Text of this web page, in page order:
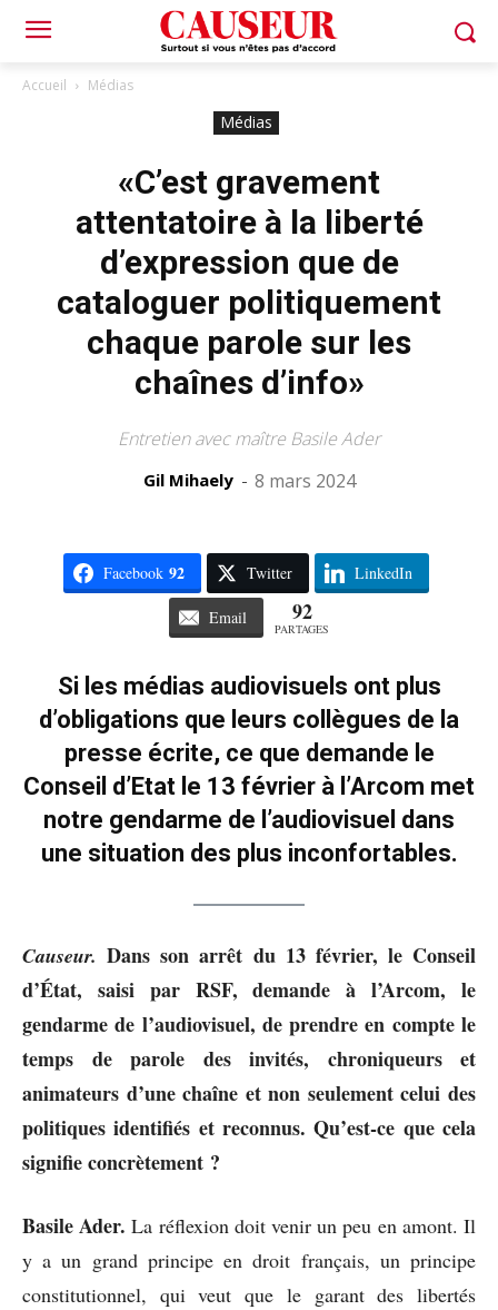
Accueil Médias
Médias
«C’est gravement
attentatoire à la liberté
d’expression que de
cataloguer politiquement
chaque parole sur les
chaînes d’info»
Entretien avec maître Basile Ader
Gil Mihaely - 8 mars 2024
Facebook 92 Twitter LinkedIn
Email 92
PARTAGES
Si les médias audiovisuels ont plus
d’obligations que leurs collègues de la
presse écrite, ce que demande le
Conseil d’Etat le 13 février à l’Arcom met
notre gendarme de l’audiovisuel dans
une situation des plus inconfortables.
Causeur.Dans son arrêt du 13 février, le Conseil
d’État, saisi par RSF, demande à l’Arcom, le
gendarme de l’audiovisuel, de prendre en compte le
temps de parole des invités, chroniqueurs et
animateurs d’une chaîne et non seulement celui des
politiques identifiés et reconnus. Qu’est-ce que cela
signifie concrètement ?
Basile Ader.La réflexion doit venir un peu en amont. Il
y a un grand principe en droit français, un principe
constitutionnel, qui veut que le garant des libertés